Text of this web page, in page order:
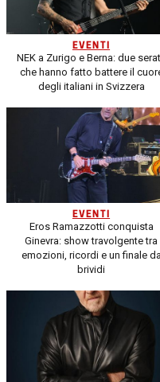
EVENTI
NEK a Zurigo e Berna: due
che hanno fatto battere il
degli italiani in Svizzera
EVENTI
Eros Ramazzotti conquista
Ginevra: show travolgente tra
emozioni, ricordi e un finale da
brividi